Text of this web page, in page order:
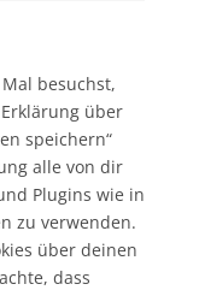
besuchst,
über
speichern“
alle von dir
Plugins wie in
zu verwenden.
über deinen
dass